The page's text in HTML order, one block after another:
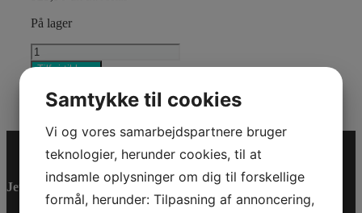
På lager
BEARING_DOUBLE
BALL
Tilføj til kurv
Reservedele
Jet-Trade Powersport
Samtykke til cookies
Vi og vores samarbejdspartnere bruger
teknologier, herunder cookies, til at
indsamle oplysninger om dig til forskellige
formål, herunder: Tilpasning af annoncering,